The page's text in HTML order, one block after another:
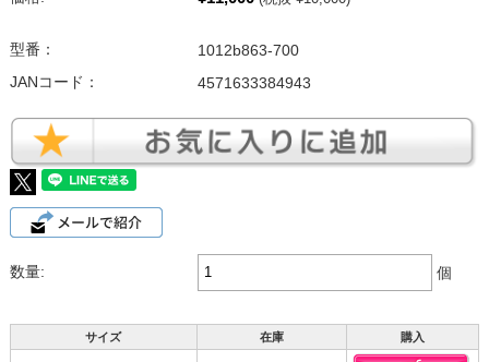
型番：
1012b863-700
JANコード：
4571633384943
数量: 個
サイズ 在庫 購入